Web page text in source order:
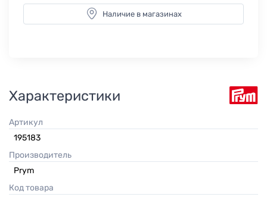
Наличие в магазинах
Характеристики
Артикул
195183
Производитель
Prym
Код товара